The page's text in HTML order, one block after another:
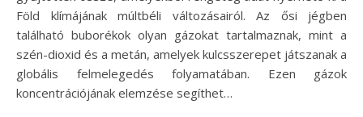
Föld klímájának múltbéli változásairól. Az ősi jégben
található buborékok olyan gázokat tartalmaznak, mint a
szén-dioxid és a metán, amelyek kulcsszerepet játszanak a
globális felmelegedés folyamatában. Ezen gázok
koncentrációjának elemzése segíthet…